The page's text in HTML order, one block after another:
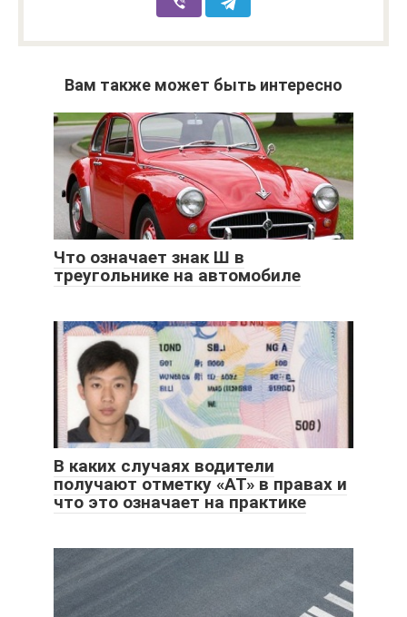
Вам также может быть интересно
Что означает знак Ш в
треугольнике на автомобиле
В каких случаях водители
получают отметку «AT» в правах и
что это означает на практике